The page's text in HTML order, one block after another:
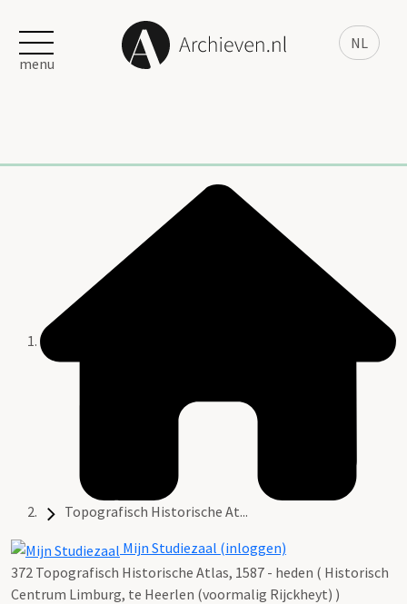
NL
menu
Topografisch Historische At...
Mijn Studiezaal (inloggen)
372 Topografisch Historische Atlas, 1587 - heden ( Historisch
Centrum Limburg, te Heerlen (voormalig Rijckheyt) )